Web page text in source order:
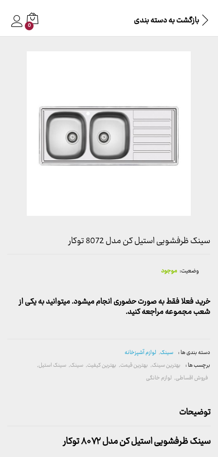
بازگشت بهدسته بندی 0
سینک ظرفشویی استیل کن مدل 8072 توکار
وضعیت: موجود
خرید فعلا فقط به صورت حضوری انجام میشود. میتوانید به یکی از
شعب مجموعه مراجعه کنید.
دسته بندی ها : سینک, لوازم آشپزخانه
برچسب ها : بهترین سینک, بهترین قیمت, بهترین کیفیت, سینک, سینک استیل,
فروش اقساطی, لوازم خانگی
توضیحات
سینک ظرفشویی استیل کن مدل ۸۰۷۲ توکار